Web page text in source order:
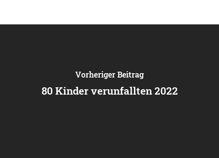
Vorheriger Beitrag
80 Kinder verunfallten 2022